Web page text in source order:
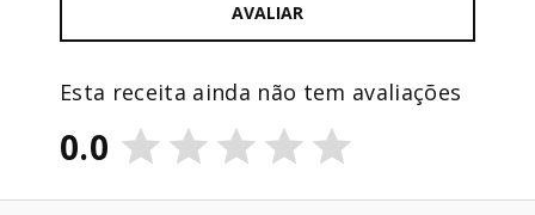
Esta receita ainda não tem avaliações
0.0
AVALIAR